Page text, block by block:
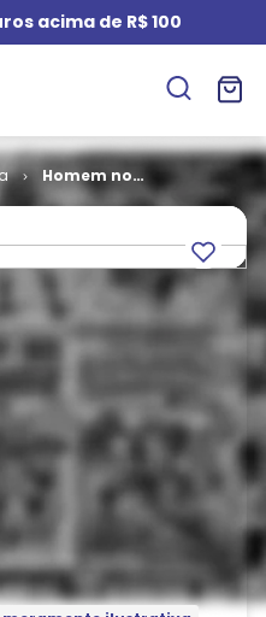
acima de R$ 100
Homem no
Espaço - 2ª
02